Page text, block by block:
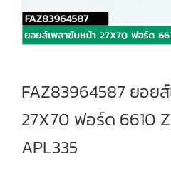
FAZ83964587 ยอย
27X70 ฟอร์ด 6610
APL335